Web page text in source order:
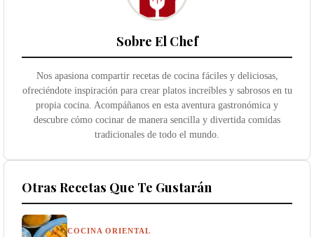
Sobre El Chef
Nos apasiona compartir recetas de cocina fáciles y deliciosas,
ofreciéndote inspiración para crear platos increíbles y sabrosos en tu
propia cocina. Acompáñanos en esta aventura gastronómica y
descubre cómo cocinar de manera sencilla y divertida comidas
tradicionales de todo el mundo.
Otras Recetas Que Te Gustarán
COCINA ORIENTAL